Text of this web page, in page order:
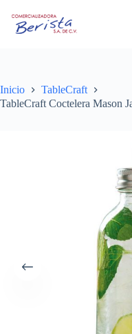
contenido
Inicio
TableCraft
TableCraft Coctelera Mason